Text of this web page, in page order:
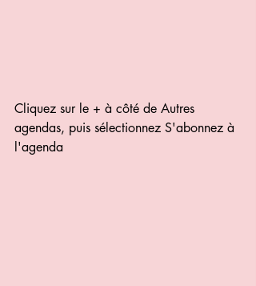
Cliquez sur le + à côté de Autres
agendas, puis sélectionnez S'abonnez à
l'agenda